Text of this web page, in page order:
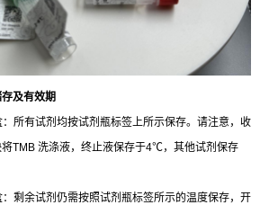
及有效期
所有试剂均按试剂瓶标签上所示保存。请注意，收
TMB 洗涤液，终止液保存于4℃，其他试剂保存
剩余试剂仍需按照试剂瓶标签所示的温度保存，开